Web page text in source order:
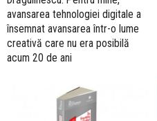
avansarea tehnologiei digitale a
însemnat avansarea într-o lume
creativă care nu era posibilă
acum 20 de ani